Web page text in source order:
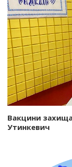
Вакцини
Утинкевич